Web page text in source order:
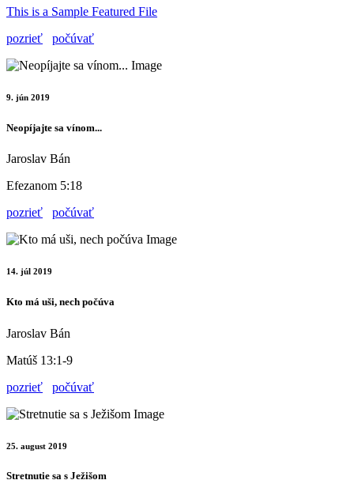
This is a Sample Featured File
pozrieť
počúvať
9. jún 2019
Neopíjajte sa vínom...
Jaroslav Bán
Efezanom 5:18
pozrieť
počúvať
14. júl 2019
Kto má uši, nech počúva
Jaroslav Bán
Matúš 13:1-9
pozrieť
počúvať
25. august 2019
Stretnutie sa s Ježišom